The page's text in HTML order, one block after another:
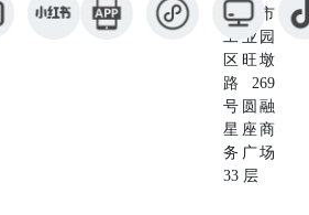
苏州市
工业园
区旺墩
路269
号圆融
星座商
务广场
33 层